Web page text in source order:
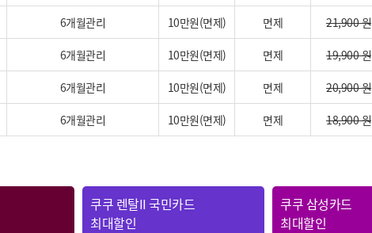
6개월관리 10만원(면제) 면제 21,900 원
6개월관리 10만원(면제) 면제 19,900 원
6개월관리 10만원(면제) 면제 20,900 원
6개월관리 10만원(면제) 면제 18,900 원
쿠쿠 렌탈II 국민카드
최대할인
쿠쿠 삼성카드
최대할인